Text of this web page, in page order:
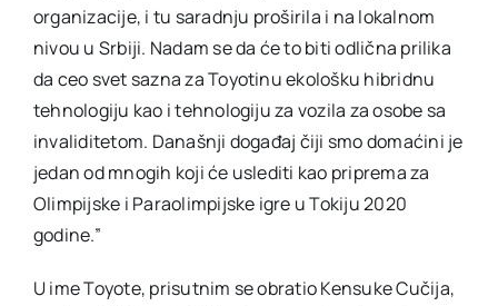
organizacije, i tu saradnju proširila i na lokalnom
nivou u Srbiji. Nadam se da će to biti odlična prilika
da ceo svet sazna za Toyotinu ekološku hibridnu
tehnologiju kao i tehnologiju za vozila za osobe sa
invaliditetom. Današnji događaj čiji smo domaćini je
jedan od mnogih koji će uslediti kao priprema za
Olimpijske i Paraolimpijske igre u Tokiju 2020
godine.”
U ime Toyote, prisutnim se obratio Kensuke Cučija,